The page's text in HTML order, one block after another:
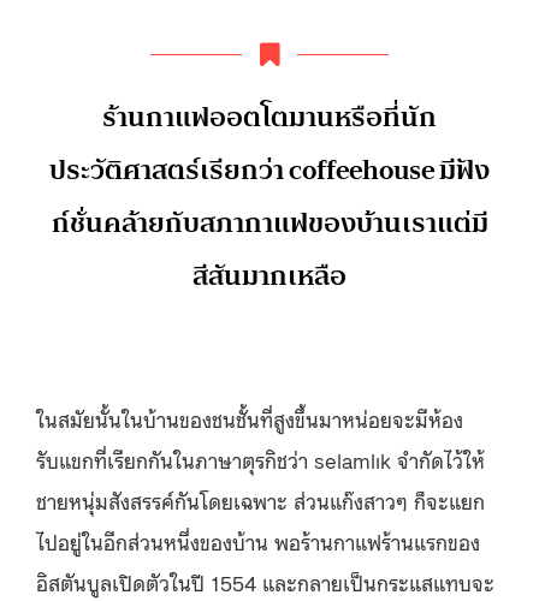
ร้านกาแฟออตโตมานหรือที่นัก
ประวัติศาสตร์เรียกว่า coffeehouse มีฟัง
ก์ชั่นคล้ายกับสภากาแฟของบ้านเราแต่มี
สีสันมากเหลือ
ในสมัยนั้นในบ้านของชนชั้นที่สูงขึ้นมาหน่อยจะมีห้อง
รับแขกที่เรียกกันในภาษาตุรกิชว่า selamlık จำกัดไว้ให้
ชายหนุ่มสังสรรค์กันโดยเฉพาะ ส่วนแก๊งสาวๆ ก็จะแยก
ไปอยู่ในอีกส่วนหนึ่งของบ้าน พอร้านกาแฟร้านแรกของ
อิสตันบูลเปิดตัวในปี 1554 และกลายเป็นกระแสแทบจะ